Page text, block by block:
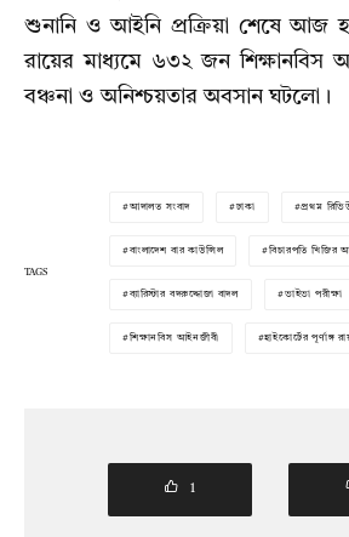
শুনানি ও আইনি প্রক্রিয়া শেষে আজ
রায়ের মাধ্যমে ৬৩২ জন শিক্ষানবিস
বঞ্চনা ও অনিশ্চয়তার অবসান ঘটলো।
TAGS
আদালত সংবাদ ঢাকা প্রথম
বাংলাদেশ বার কাউন্সিল বিচারপতি খিজির
ব্যারিস্টার বদরুদ্দোজা বাদল ভাইভা পরীক্ষা
শিক্ষানবিস আইনজীবী হাইকোর্টের পূর্ণাঙ্গ
1